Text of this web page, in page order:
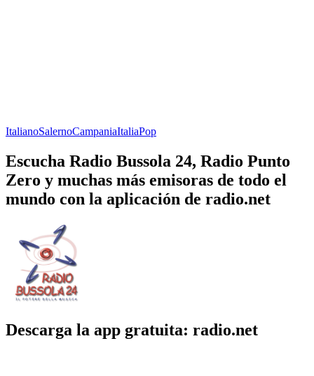
ItalianoSalernoCampaniaItaliaPop
Escucha Radio Bussola 24, Radio Punto
Zero y muchas más emisoras de todo el
mundo con la aplicación de radio.net
Descarga la app gratuita: radio.net